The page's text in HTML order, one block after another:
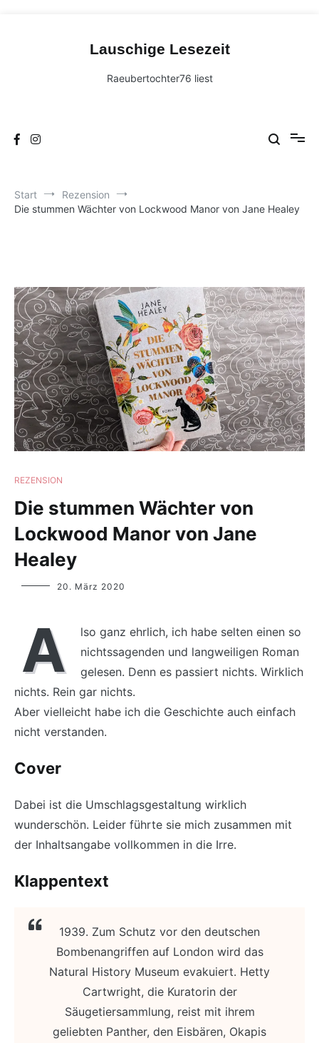
Lauschige Lesezeit
Raeubertochter76 liest
Start
Rezension
Die stummen Wächter von Lockwood Manor von Jane Healey
REZENSION
Die stummen Wächter von
Lockwood Manor von Jane
Healey
Yvonne
20. März 2020
A
lso ganz ehrlich, ich habe selten einen so
nichtssagenden und langweiligen Roman
gelesen. Denn es passiert nichts. Wirklich
nichts. Rein gar nichts.
Aber vielleicht habe ich die Geschichte auch einfach
nicht verstanden.
Cover
Dabei ist die Umschlagsgestaltung wirklich
wunderschön. Leider führte sie mich zusammen mit
der Inhaltsangabe vollkommen in die Irre.
Klappentext
1939. Zum Schutz vor den deutschen
Bombenangriffen auf London wird das
Natural History Museum evakuiert. Hetty
Cartwright, die Kuratorin der
Säugetiersammlung, reist mit ihrem
geliebten Panther, den Eisbären, Okapis